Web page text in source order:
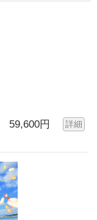
59,600円 詳細